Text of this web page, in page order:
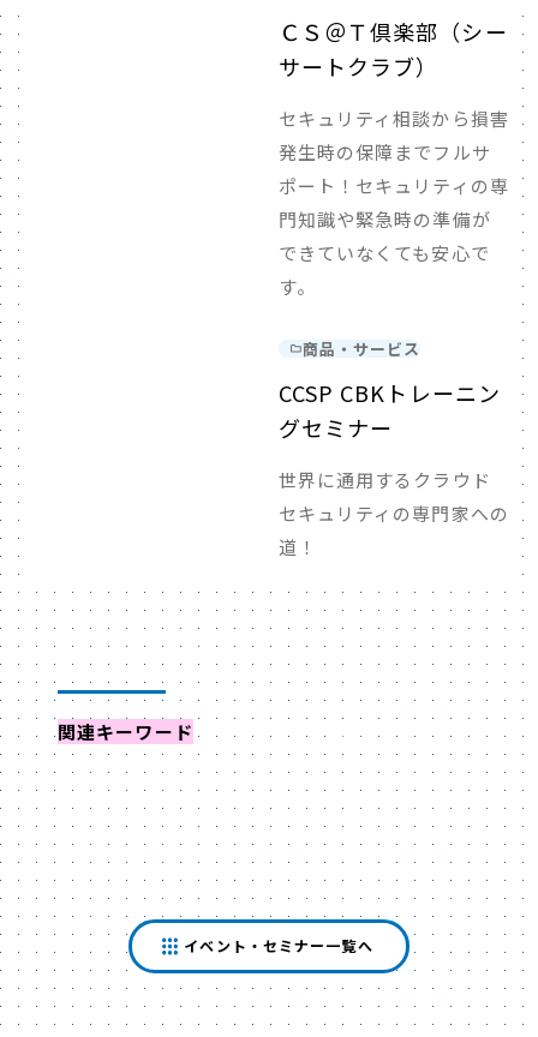
ＣＳ＠Ｔ倶楽部（シー
サートクラブ）
セキュリティ相談から損害
発生時の保障までフルサ
ポート！セキュリティの専
門知識や緊急時の準備が
できていなくても安心で
す。
商品・サービス
CCSP CBKトレーニン
グセミナー
世界に通用するクラウド
セキュリティの専門家への
道！
関連キーワード からイベントを探す
イベント・セミナー一覧へ